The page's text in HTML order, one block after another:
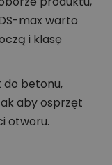
max warto
i klasę
do betonu,
aby osprzęt
otworu.